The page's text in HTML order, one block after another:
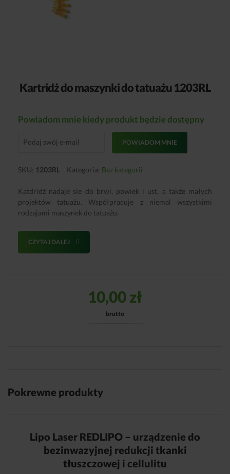
Kartridż do maszynki do tatuażu 1203RL
Powiadom mnie kiedy produkt będzie dostępny
POWIADOM MNIE
SKU: 1203RL Kategoria: Bez kategorii
Katdridź nadaje sie do brwi, powiek i ust, a także małych
projektów tatuażu. Współpracuje z niemal wszystkimi
rodzajami maszynek do tatuażu.
CZYTAJ DALEJ
10,00zł
brutto
Pokrewne produkty
Lipo Laser REDLIPO – urządzenie do
bezinwazyjnej redukcji tkanki
tłuszczowej i cellulitu